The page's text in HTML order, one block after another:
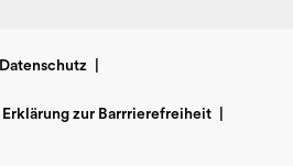
Datenschutz
Erklärung zur Barrrierefreiheit